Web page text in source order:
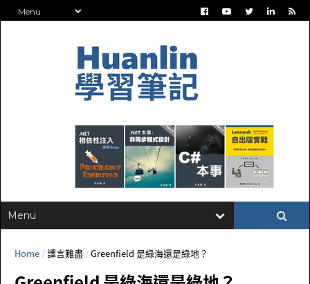
Home /譯言難盡 /Greenfield 是綠海還是綠地？